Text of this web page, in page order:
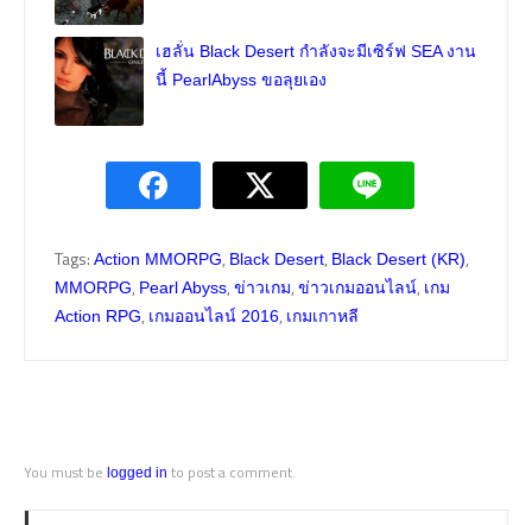
เฮลั่น Black Desert กำลังจะมีเซิร์ฟ SEA งาน
นี้ PearlAbyss ขอลุยเอง
Tags: Action MMORPG, Black Desert, Black Desert (KR),
MMORPG, Pearl Abyss, ข่าวเกม, ข่าวเกมออนไลน์, เกม
Action RPG, เกมออนไลน์ 2016, เกมเกาหลี
You must be logged in to post a comment.